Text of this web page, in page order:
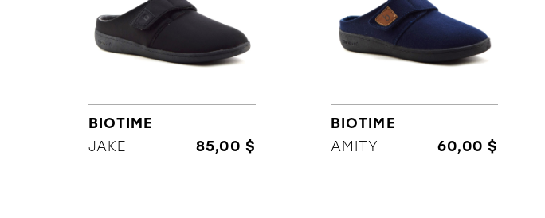
BIOTIME
JAKE
85,00 $
BIOTIME
AMITY
60,00 $